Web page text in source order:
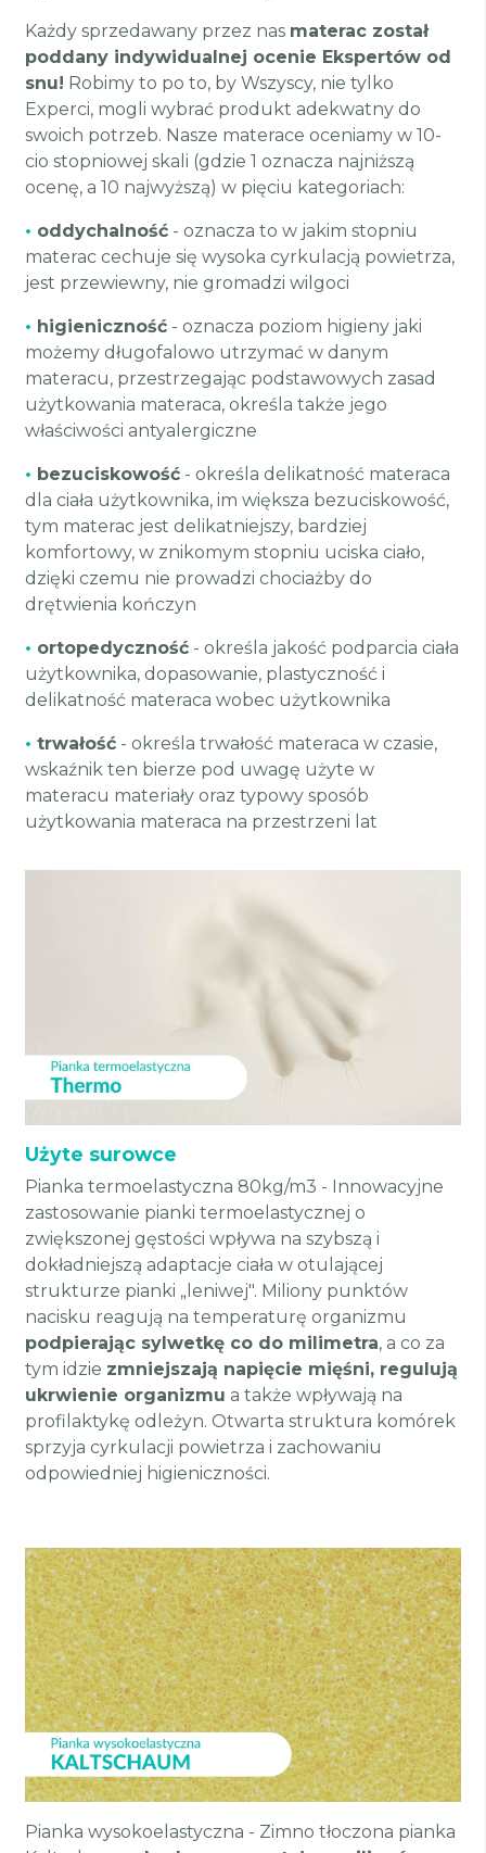
Każdy sprzedawany przez nas materac został
poddany indywidualnej ocenie Ekspertów od
snu! Robimy to po to, by Wszyscy, nie tylko
Experci, mogli wybrać produkt adekwatny do
swoich potrzeb. Nasze materace oceniamy w 10-
cio stopniowej skali (gdzie 1 oznacza najniższą
ocenę, a 10 najwyższą) w pięciu kategoriach:
• oddychalność - oznacza to w jakim stopniu
materac cechuje się wysoka cyrkulacją powietrza,
jest przewiewny, nie gromadzi wilgoci
• higieniczność - oznacza poziom higieny jaki
możemy długofalowo utrzymać w danym
materacu, przestrzegając podstawowych zasad
użytkowania materaca, określa także jego
właściwości antyalergiczne
• bezuciskowość - określa delikatność materaca
dla ciała użytkownika, im większa bezuciskowość,
tym materac jest delikatniejszy, bardziej
komfortowy, w znikomym stopniu uciska ciało,
dzięki czemu nie prowadzi chociażby do
drętwienia kończyn
• ortopedyczność - określa jakość podparcia ciała
użytkownika, dopasowanie, plastyczność i
delikatność materaca wobec użytkownika
• trwałość - określa trwałość materaca w czasie,
wskaźnik ten bierze pod uwagę użyte w
materacu materiały oraz typowy sposób
użytkowania materaca na przestrzeni lat
Użyte surowce
Pianka termoelastyczna 80kg/m3 - Innowacyjne
zastosowanie pianki termoelastycznej o
zwiększonej gęstości wpływa na szybszą i
dokładniejszą adaptacje ciała w otulającej
strukturze pianki „leniwej". Miliony punktów
nacisku reagują na temperaturę organizmu
podpierając sylwetkę co do milimetra, a co za
tym idzie zmniejszają napięcie mięśni, regulują
ukrwienie organizmu a także wpływają na
profilaktykę odleżyn. Otwarta struktura komórek
sprzyja cyrkulacji powietrza i zachowaniu
odpowiedniej higieniczności.
Pianka wysokoelastyczna - Zimno tłoczona pianka